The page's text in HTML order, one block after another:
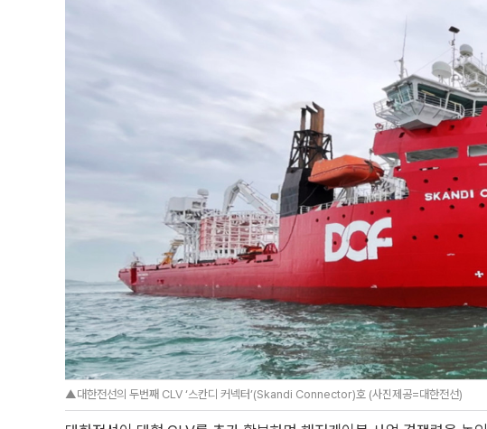
▲대한전선의 두번째 CLV ‘스칸디 커넥터’(Skandi Connector)호 (사진제공=대한전선)